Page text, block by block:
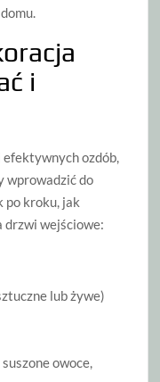
i
ozdób,
wprowadzić do
po kroku, jak
drzwi wejściowe:
lub żywe)
owoce,